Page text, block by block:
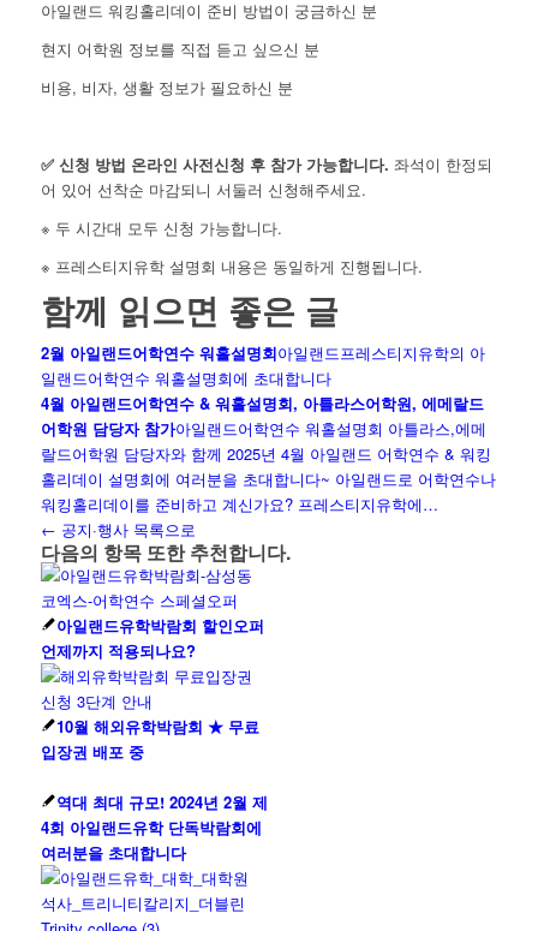
아일랜드 워킹홀리데이 준비 방법이 궁금하신 분
현지 어학원 정보를 직접 듣고 싶으신 분
비용, 비자, 생활 정보가 필요하신 분
✅ 신청 방법 온라인 사전신청 후 참가 가능합니다. 좌석이 한정되
어 있어 선착순 마감되니 서둘러 신청해주세요.
※ 두 시간대 모두 신청 가능합니다.
※ 프레스티지유학 설명회 내용은 동일하게 진행됩니다.
함께 읽으면 좋은 글
2월 아일랜드어학연수 워홀설명회아일랜드프레스티지유학의 아
일랜드어학연수 워홀설명회에 초대합니다
4월 아일랜드어학연수 & 워홀설명회, 아틀라스어학원, 에메랄드
어학원 담당자 참가아일랜드어학연수 워홀설명회 아틀라스,에메
랄드어학원 담당자와 함께 2025년 4월 아일랜드 어학연수 & 워킹
홀리데이 설명회에 여러분을 초대합니다~ 아일랜드로 어학연수나
워킹홀리데이를 준비하고 계신가요? 프레스티지유학에…
← 공지·행사 목록으로
다음의 항목 또한 추천합니다.
아일랜드유학박람회 할인오퍼
언제까지 적용되나요?
10월 해외유학박람회 ★ 무료
입장권 배포 중
역대 최대 규모! 2024년 2월 제
4회 아일랜드유학 단독박람회에
여러분을 초대합니다